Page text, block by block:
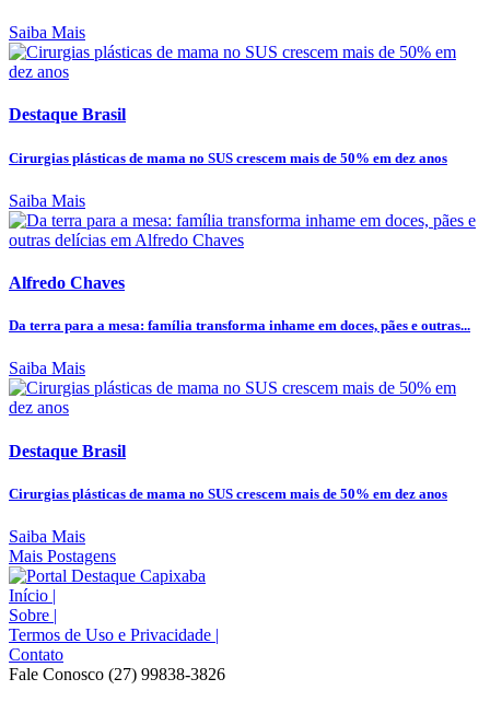
Saiba Mais
Destaque Brasil
Cirurgias plásticas de mama no SUS crescem mais de 50% em dez anos
Saiba Mais
Alfredo Chaves
Da terra para a mesa: família transforma inhame em doces, pães e outras...
Saiba Mais
Destaque Brasil
Cirurgias plásticas de mama no SUS crescem mais de 50% em dez anos
Saiba Mais
Mais Postagens
Início |
Sobre |
Termos de Uso e Privacidade |
Contato
Fale Conosco (27) 99838-3826